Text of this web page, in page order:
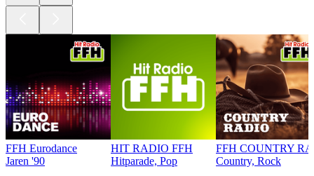
FFH Eurodance
Jaren '90
HIT RADIO FFH
Hitparade, Pop
FFH COUNTRY
Country, Rock